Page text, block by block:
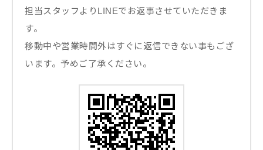
担当スタッフよりLINEでお返事させていただきま
す。
移動中や営業時間外はすぐに返信できない事もござ
います。予めご了承ください。